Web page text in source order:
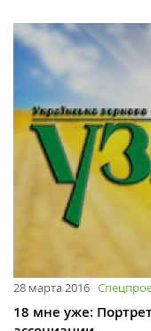
28 марта 2016
18 мне уже: